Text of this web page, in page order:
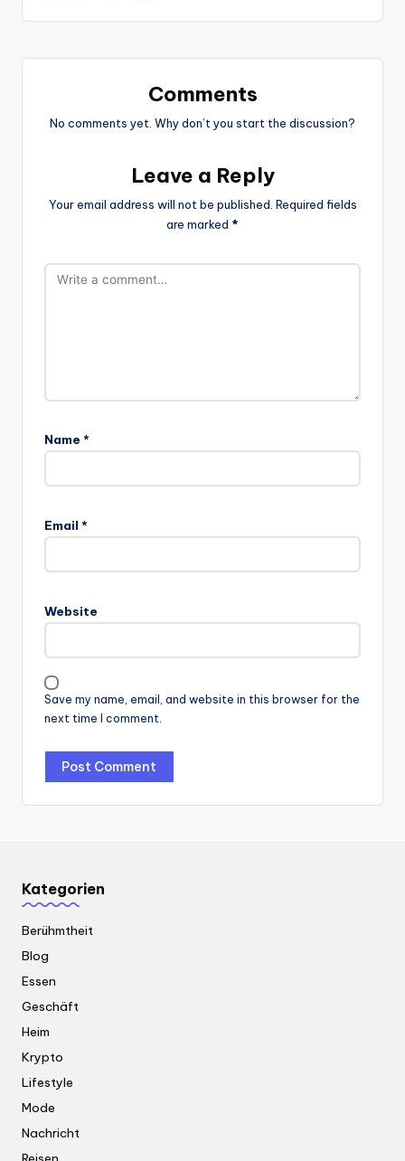
Comments
No comments yet. Why don’t you start the discussion?
Leave a Reply
Your email address will not be published. Required fields
are marked *
Name *
Email *
Website
Save my name, email, and website in this browser for the
next time I comment.
Kategorien
Berühmtheit
Blog
Essen
Geschäft
Heim
Krypto
Lifestyle
Mode
Nachricht